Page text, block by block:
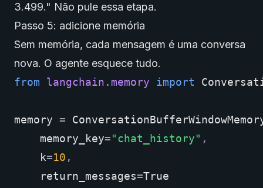
3.499." Não pule essa etapa.
Passo 5: adicione memória
Sem memória, cada mensagem é uma conversa
nova. O agente esquece tudo.
from
langchain.memory import
memory =
memory_key="chat_history" ,
k=10 ,
return_messages=True